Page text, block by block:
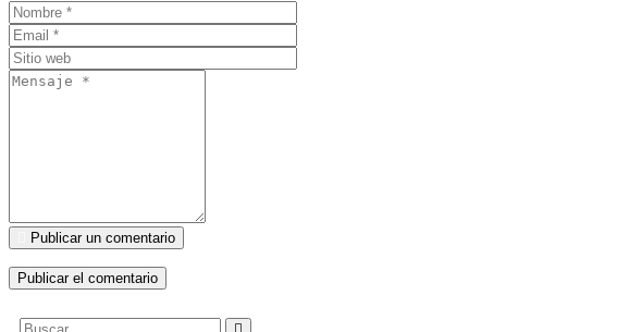
Publicar un comentario